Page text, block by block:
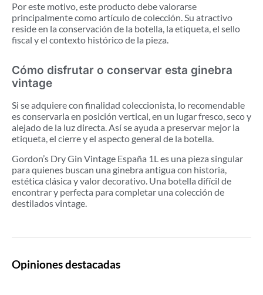
Por este motivo, este producto debe valorarse
principalmente como artículo de colección. Su atractivo
reside en la conservación de la botella, la etiqueta, el sello
fiscal y el contexto histórico de la pieza.
Cómo disfrutar o conservar esta ginebra
vintage
Si se adquiere con finalidad coleccionista, lo recomendable
es conservarla en posición vertical, en un lugar fresco, seco y
alejado de la luz directa. Así se ayuda a preservar mejor la
etiqueta, el cierre y el aspecto general de la botella.
Gordon’s Dry Gin Vintage España 1L es una pieza singular
para quienes buscan una ginebra antigua con historia,
estética clásica y valor decorativo. Una botella difícil de
encontrar y perfecta para completar una colección de
destilados vintage.
Opiniones destacadas